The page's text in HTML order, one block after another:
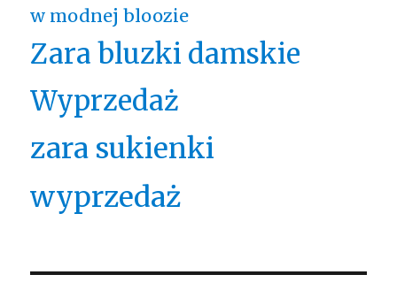
w modnej bloozie
Zara bluzki damskie
Wyprzedaż
zara sukienki
wyprzedaż